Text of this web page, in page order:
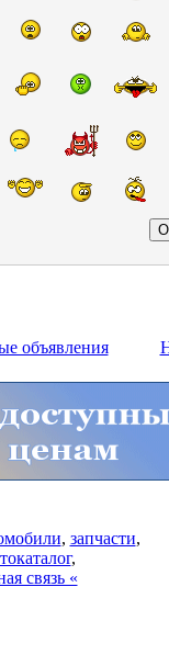
объявления
, запчасти,
,
связь «